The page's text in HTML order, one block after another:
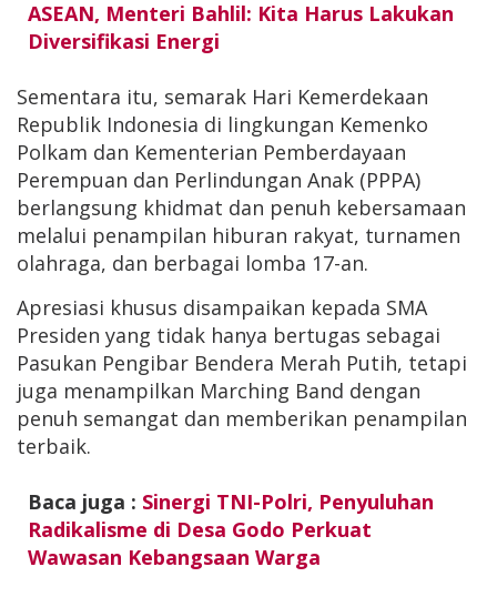
ASEAN, Menteri Bahlil: Kita Harus Lakukan
Diversifikasi Energi
Sementara itu, semarak Hari Kemerdekaan
Republik Indonesia di lingkungan Kemenko
Polkam dan Kementerian Pemberdayaan
Perempuan dan Perlindungan Anak (PPPA)
berlangsung khidmat dan penuh kebersamaan
melalui penampilan hiburan rakyat, turnamen
olahraga, dan berbagai lomba 17-an.
Apresiasi khusus disampaikan kepada SMA
Presiden yang tidak hanya bertugas sebagai
Pasukan Pengibar Bendera Merah Putih, tetapi
juga menampilkan Marching Band dengan
penuh semangat dan memberikan penampilan
terbaik.
Baca juga : Sinergi TNI-Polri, Penyuluhan
Radikalisme di Desa Godo Perkuat
Wawasan Kebangsaan Warga